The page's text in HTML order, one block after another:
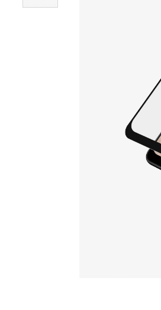
5G